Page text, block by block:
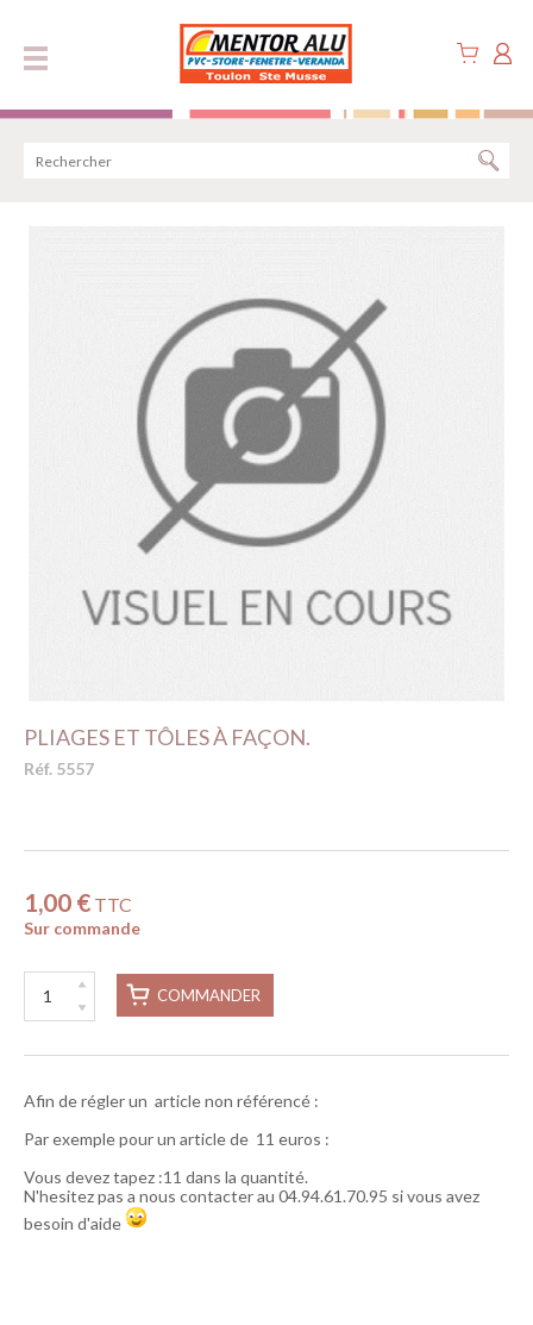
PLIAGES ET TÔLES À FAÇON.
Réf. 5557
1,00 € TTC
Sur commande
COMMANDER
Afin de régler un article non référencé :
Par exemple pour un article de 11 euros :
Vous devez tapez :11 dans la quantité.
N'hesitez pas a nous contacter au 04.94.61.70.95 si vous avez
besoin d'aide